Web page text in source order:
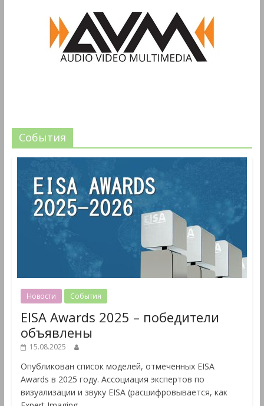
События
Новости События
EISA Awards 2025 – победители
объявлены
15.08.2025
Опубликован список моделей, отмеченных EISA
Awards в 2025 году. Ассоциация экспертов по
визуализации и звуку EISA (расшифровывается, как